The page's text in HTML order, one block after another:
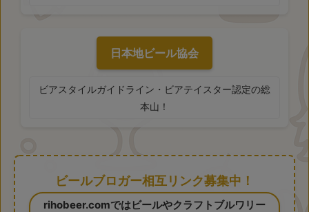
日本地ビール協会
ビアスタイルガイドライン・ビアテイスター認定の総
本山！
ビールブロガー相互リンク募集中！
rihobeer.comではビールやクラフトブルワリー